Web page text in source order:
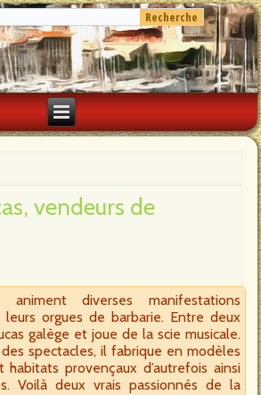
vendeurs de
diverses manifestations
leurs orgues de barbarie. Entre deux
galège et joue de la scie musicale.
spectacles, il fabrique en modèles
provençaux d’autrefois ainsi
Voilà deux vrais passionnés de la